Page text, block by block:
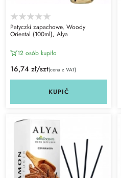
Patyczki zapachowe, Woody
Oriental (100ml), Alya
12 osób kupiło
16,74 zł/szt(cena z VAT)
KUPIĆ